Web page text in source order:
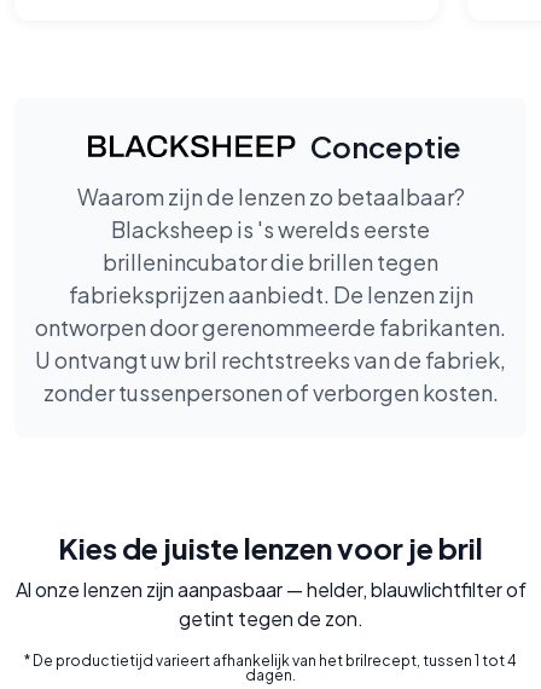
Conceptie
Waarom zijn de lenzen zo betaalbaar?
Blacksheep is 's werelds eerste
brillenincubator die brillen tegen
fabrieksprijzen aanbiedt. De lenzen zijn
ontworpen door gerenommeerde fabrikanten.
U ontvangt uw bril rechtstreeks van de fabriek,
zonder tussenpersonen of verborgen kosten.
Kies de juiste lenzen voor je bril
Al onze lenzen zijn aanpasbaar — helder, blauwlichtfilter of
getint tegen de zon.
* De productietijd varieert afhankelijk van het brilrecept, tussen 1 tot 4
dagen.